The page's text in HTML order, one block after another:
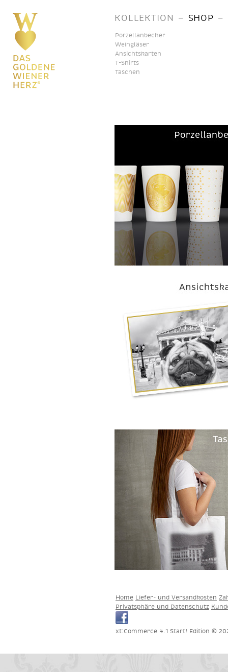
KOLLEKTION – SHOP –
Porzellanbecher
Weingläser
Ansichtskarten
T-Shirts
Taschen
Home Liefer- und Versandkosten
Privatsphäre und Datenschutz
xt:Commerce 4.1 Start! Edition ©